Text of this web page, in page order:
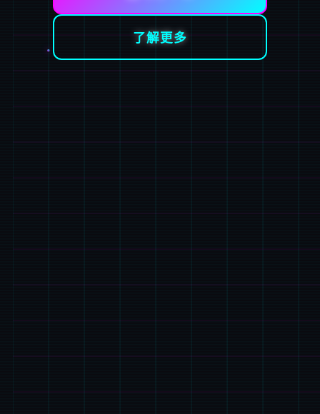
了解更多